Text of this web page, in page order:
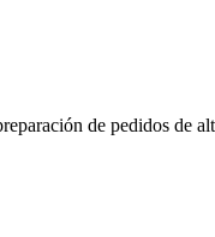
de pedidos de